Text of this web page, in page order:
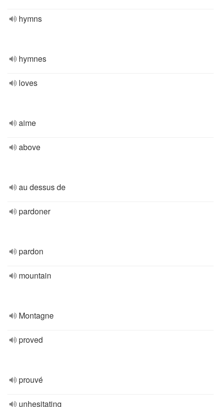
hymns
hymnes
loves
aime
above
au dessus de
pardoner
pardon
mountain
Montagne
proved
prouvé
unhesitating